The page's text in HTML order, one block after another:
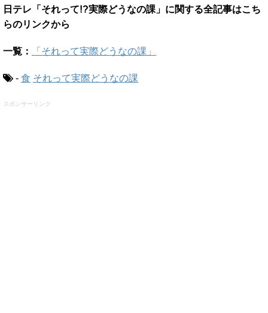
日テレ「それって!?実際どうなの課」に関する全記事はこち
らのリンクから
一覧： 「それって実際どうなの課」
- 食 それって実際どうなの課
スポンサーリンク